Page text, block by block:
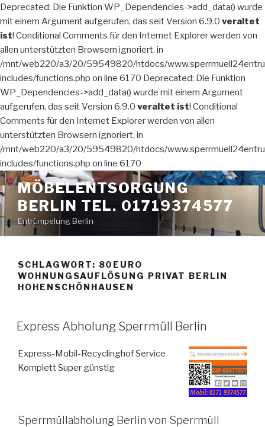
Deprecated: Die Funktion WP_Dependencies->add_data() wurde
mit einem Argument aufgerufen, das seit Version 6.9.0 veraltet
ist! Conditional Comments für den Internet Explorer werden von
allen unterstützten Browsern ignoriert. in
/mnt/web220/a3/20/59549820/htdocs/
includes/functions.php on line 6170 Deprecated: Die Funktion
WP_Dependencies->add_data() wurde mit einem Argument
aufgerufen, das seit Version 6.9.0 veraltet ist! Conditional
Comments für den Internet Explorer werden von allen
unterstützten Browsern ignoriert. in
/mnt/web220/a3/20/59549820/htdocs/
includes/functions.php on line 6170
Zum
Inhalt
springen
MÖBELENTSORGUNG
BERLIN TEL. 01719374577
Entrümpelung Berlin
SCHLAGWORT: 80EURO
WOHNUNGSAUFLÖSUNG PRIVAT BERLIN
HOHENSCHÖNHAUSEN
VERÖFFENTLICHT
AM
Express Abholung Sperrmüll Berlin
Express-Mobil-Recyclinghof Service
Komplett Super günstig
Sperrmüllabholung Berlin von Sperrmüll